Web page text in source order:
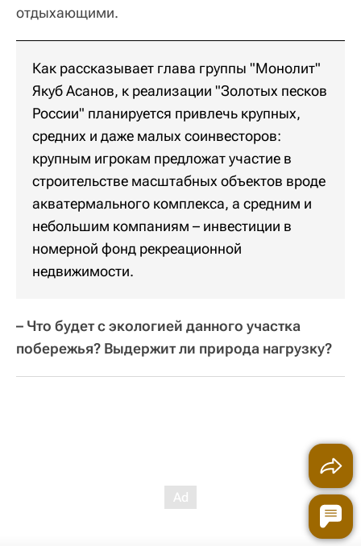
отдыхающими.
Как рассказывает глава группы "Монолит"
Якуб Асанов, к реализации "Золотых песков
России" планируется привлечь крупных,
средних и даже малых соинвесторов:
крупным игрокам предложат участие в
строительстве масштабных объектов вроде
акватермального комплекса, а средним и
небольшим компаниям – инвестиции в
номерной фонд рекреационной
недвижимости.
– Что будет с экологией данного участка
побережья? Выдержит ли природа нагрузку?